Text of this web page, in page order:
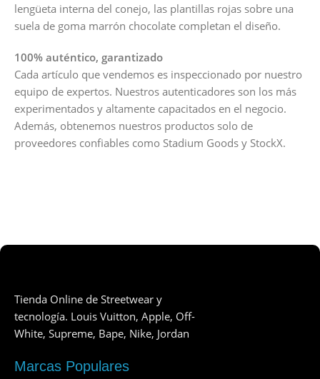
lengüeta interna del conejo, las plantillas rojas sobre una
suela de goma marrón chocolate completan el diseño.
100% auténtico, garantizado
Cada artículo que vendemos es inspeccionado por nuestro
equipo de expertos. Nuestros autenticadores son los más
experimentados y altamente capacitados en el negocio.
Además, obtenemos nuestros productos solo de
proveedores confiables como Stadium Goods y StockX.
Tienda Online de Streetwear y
tecnología. Louis Vuitton, Apple, Off-
White, Supreme, Bape, Nike, Jordan
Marcas Populares